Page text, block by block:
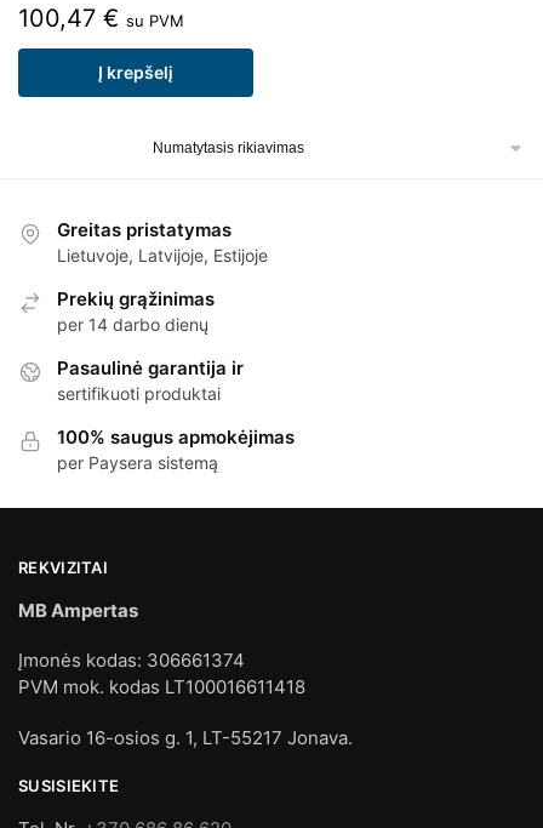
100,47 € su PVM
Į krepšelį
Greitas pristatymas
Lietuvoje, Latvijoje, Estijoje
Prekių grąžinimas
per 14 darbo dienų
Pasaulinė garantija ir
sertifikuoti produktai
100% saugus apmokėjimas
per Paysera sistemą
REKVIZITAI
MB Ampertas
Įmonės kodas: 306661374
PVM mok. kodas LT100016611418
Vasario 16-osios g. 1, LT-55217 Jonava.
SUSISIEKITE